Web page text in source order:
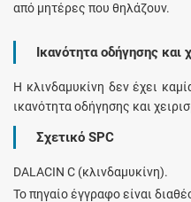
από μητέρες που θηλάζουν.
Ικανότητα οδήγησης και
Η κλινδαμυκίνη δεν έχει
ικανότητα οδήγησης και
Σχετικό SPC
DALACIN C (κλινδαμυκίνη).
Το πηγαίο έγγραφο είναι